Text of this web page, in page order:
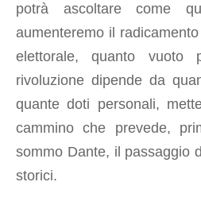
potrà ascoltare come
aumenteremo il
elettorale, quanto vuoto
rivoluzione dipende da
quante doti personali,
cammino che prevede,
sommo Dante, il passaggio
storici.